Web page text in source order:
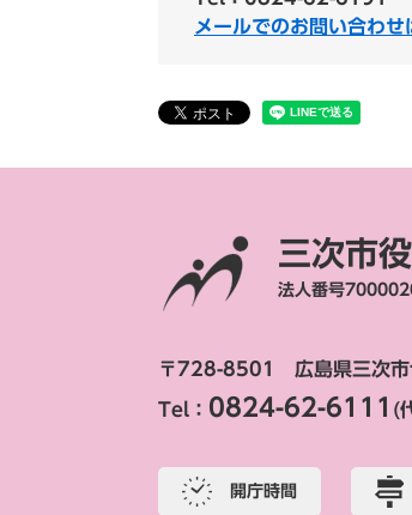
メールでのお問い合わせ
三次市
法人番号
〒728-8501 広島県三次市
Tel： 0824-62-6111 (
開庁時間